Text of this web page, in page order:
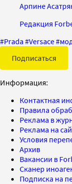
Арпине
Редакция
#Prada #Versace#
Подписаться
Информация:
Контактная
Правила
Реклама в
Реклама на
Условия
Архив
Вакансии в
Сканер
Подписка на